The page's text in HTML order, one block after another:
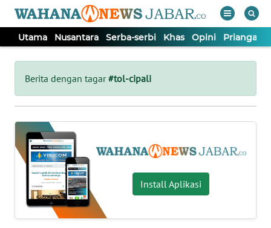
Utama Nusantara Serba-serbi Khas Opini Priangan
Berita dengan tagar#tol-cipali
Install Aplikasi
Tutup
UTAMA
NUSANTARA
SERBA-
SERBI
KHAS